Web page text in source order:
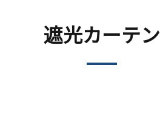
遮光カーテン